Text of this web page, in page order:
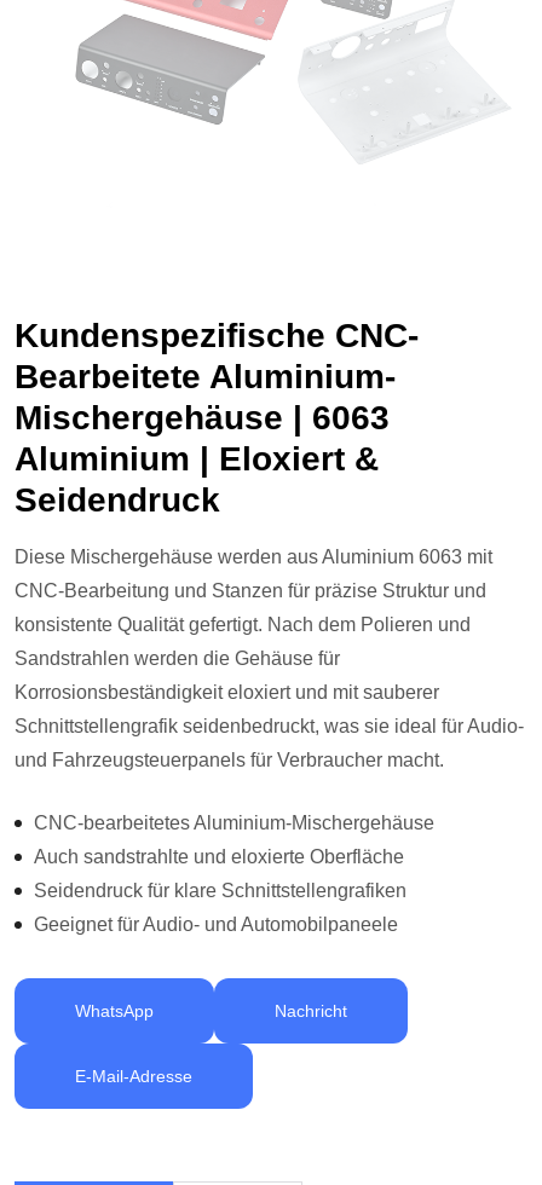
Kundenspezifische CNC-
Bearbeitete Aluminium-
Mischergehäuse | 6063
Aluminium | Eloxiert &
Seidendruck
Diese Mischergehäuse werden aus Aluminium 6063 mit
CNC-Bearbeitung und Stanzen für präzise Struktur und
konsistente Qualität gefertigt. Nach dem Polieren und
Sandstrahlen werden die Gehäuse für
Korrosionsbeständigkeit eloxiert und mit sauberer
Schnittstellengrafik seidenbedruckt, was sie ideal für Audio-
und Fahrzeugsteuerpanels für Verbraucher macht.
CNC-bearbeitetes Aluminium-Mischergehäuse
Auch sandstrahlte und eloxierte Oberfläche
Seidendruck für klare Schnittstellengrafiken
Geeignet für Audio- und Automobilpaneele
WhatsApp Nachricht
E-Mail-Adresse